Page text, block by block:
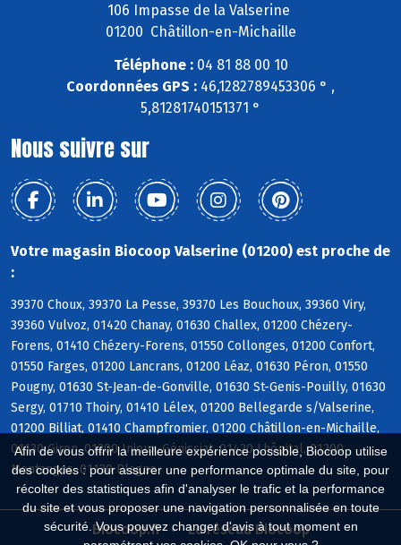
Afin de vous offrir la meilleure expérience possible, Biocoop utilise
des cookies : pour assurer une performance optimale du site, pour
récolter des statistiques afin d'analyser le trafic et la performance
du site et vous proposer une navigation personnalisée en toute
sécurité. Vous pouvez changer d'avis à tout moment en
106 Impasse de la Valserine
01200 Châtillon-en-Michaille
Téléphone :04 81 88 00 10
Coordonnées GPS : 46,1282789453306 ° ,
5,81281740151371 °
Nous suivre sur
Votre magasin Biocoop Valserine (01200) est proche de
:
39370 Choux, 39370 La Pesse, 39370 Les Bouchoux, 39360 Viry,
39360 Vulvoz, 01420 Chanay, 01630 Challex, 01200 Chézery-
Forens, 01410 Chézery-Forens, 01550 Collonges, 01200 Confort,
01550 Farges, 01200 Lancrans, 01200 Léaz, 01630 Péron, 01550
Pougny, 01630 St-Jean-de-Gonville, 01630 St-Genis-Pouilly, 01630
Sergy, 01710 Thoiry, 01410 Lélex, 01200 Bellegarde s/Valserine,
01200 Billiat, 01410 Champfromier, 01200 Châtillon-en-Michaille,
01130 Giron, 01200 Injoux-Génissiat, 01420 Lhôpital, 01200
Montanges, 01130 Plagne
Biocoop.fr Le réseau Biocoop